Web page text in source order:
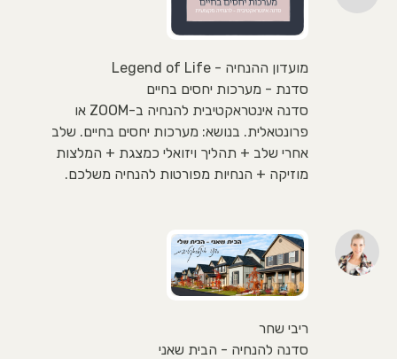
מועדון ההנחיה - Legend of Life
סדנת - מערכות יחסים בחיים
סדנה אינטראקטיבית להנחיה ב-ZOOM או
פרונטאלית. בנושא: מערכות יחסים בחיים. שלב
אחרי שלב + תהליך ויזואלי כמצגת + המלצות
מוזיקה + הנחיות מפורטות להנחיה משלכם.
ריבי שחר
סדנה להנחיה - הבית שאני